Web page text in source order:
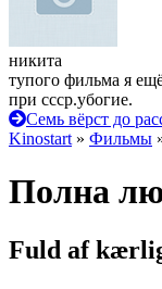
никита
тупого фильма я
при ссср.убогие.
Семь вёрст до
Kinostart » Фильмы
Полна
Fuld af